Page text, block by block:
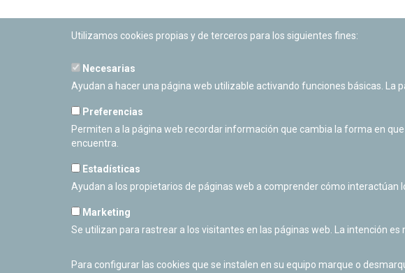
PLANETARIO DE PAMPLONA
Calle Sancho RamÃ­rez, s/n
Cerrado Temporalmente
Utilizamos cookies propias y de terceros para los siguientes fines:
Necesarias
Ayudan a hacer una página web utilizable activando funciones básicas. La
Preferencias
Permiten a la página web recordar información que cambia la forma en
encuentra.
Estadísticas
Ayudan a los propietarios de páginas web a comprender cómo
Marketing
Se utilizan para rastrear a los visitantes en las páginas web. La intención
Para configurar las cookies que se instalen en su equipo marque o